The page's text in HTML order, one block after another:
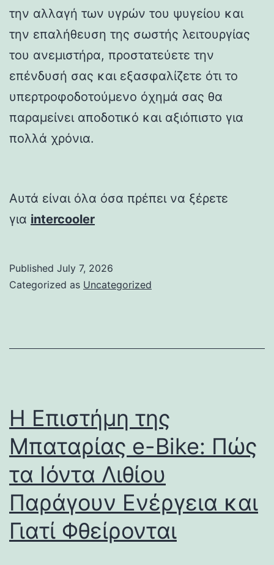
την αλλαγή των υγρών του ψυγείου και
την επαλήθευση της σωστής λειτουργίας
του ανεμιστήρα, προστατεύετε την
επένδυσή σας και εξασφαλίζετε ότι το
υπερτροφοδοτούμενο όχημά σας θα
παραμείνει αποδοτικό και αξιόπιστο για
πολλά χρόνια.
Αυτά είναι όλα όσα πρέπει να ξέρετε
για intercooler
Published July 7, 2026
Categorized as Uncategorized
Η Επιστήμη της
Μπαταρίας e-Bike: Πώς
τα Ιόντα Λιθίου
Παράγουν Ενέργεια και
Γιατί Φθείρονται